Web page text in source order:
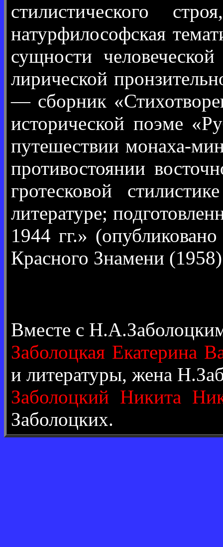
стилистического
натурфилософская
сущности
лирической
— сборник
исторической поэме
путешествии монаха-
противостоянии
гротесковой
литературе;
1944 гг.»
Красного Знамени
Вместе с
Заболоцкая Екатерина
и литературы, жена
Заболоцкий Никита
Заболоцких.